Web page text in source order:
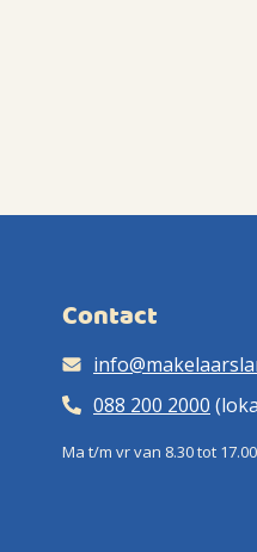
Contact
088 200 2000
Ma t/m vr van 8.30 tot